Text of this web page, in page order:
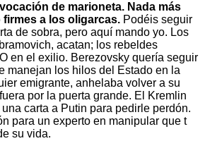
de marioneta. Nada más
firmes a los oligarcas. Podéis seguir
de sobra, pero aquí mando yo. Los
acatan; los rebeldes
en el exilio. Berezovsky quería seguir
manejan los hilos del Estado en la
emigrante, anhelaba volver a su
por la puerta grande. El Kremlin
carta a Putin para pedirle perdón.
para un experto en manipular que t
su vida.